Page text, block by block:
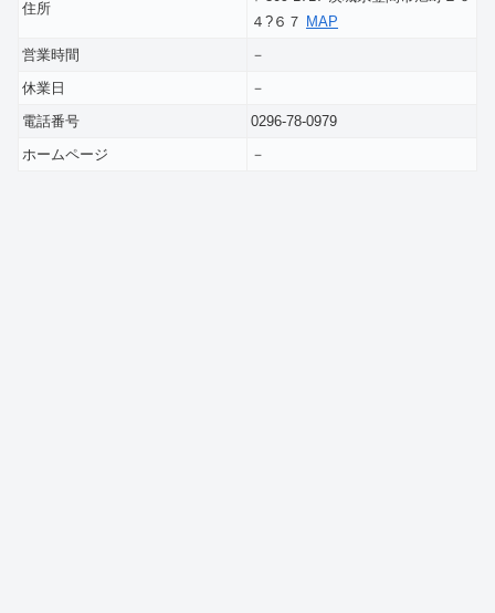
住所
４?６７ MAP
営業時間
－
休業日
－
電話番号
0296-78-0979
ホームページ
－